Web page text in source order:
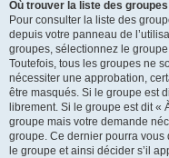
Où trouver la liste des
Pour consulter la liste des
depuis votre panneau de
groupes, sélectionnez le
Toutefois, tous les groupes ne
nécessiter une approbation,
être masqués. Si le groupe est
librement. Si le groupe est dit «
groupe mais votre demande
groupe. Ce dernier pourra
le groupe et ainsi décider s’il